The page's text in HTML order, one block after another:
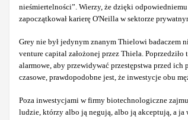
nieśmiertelności”. Wierzy, że dzięki
zapoczątkował karierę O'Neilla w sektorze
Grey nie był jedynym znanym Thielowi badaczem
venture capital założonej przez Thiela.
alarmowe, aby przewidywać przestępstwa przed ich
czasowe, prawdopodobne jest, że inwestycje obu
Poza inwestycjami w firmy biotechnologiczne
ludzie, którzy albo ją negują, albo ją akceptują, a ja